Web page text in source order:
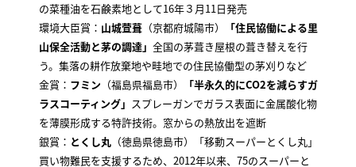
の菜種油を石鹸素地として16年３月11日発売
環境大臣賞： 山城萱葺（京都府城陽市）
「住民協働による里
山保全活動と茅の調達」 全国の茅葺き屋根の葺き替えを行
う。集落の耕作放棄地や畦地での住民協働型の茅刈りなど
金賞： フミン （福島県福島市）
「半永久的にCO2を減らすガ
ラスコーティング」 スプレーガンでガラス表面に金属酸化物
を薄膜形成する特許技術。窓からの熱放出を遮断
銀賞： とくし丸（徳島県徳島市）「移動スーパーとくし丸」
買い物難民を支援するため、2012年以来、75のスーパーと